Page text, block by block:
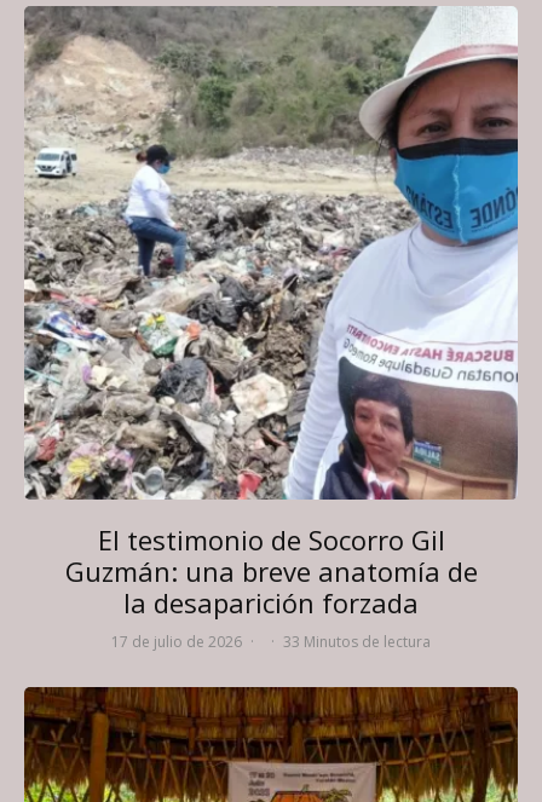
El testimonio de Socorro Gil
Guzmán: una breve anatomía de
la desaparición forzada
17 de julio de 2026 · · 33 Minutos de lectura